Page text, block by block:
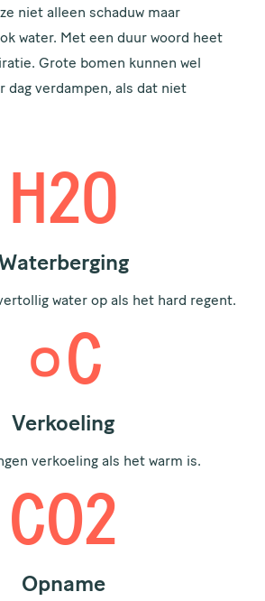
niet alleen schaduw maar
water. Met een duur woord heet
Grote bomen kunnen wel
dag verdampen, als dat niet
H20
Waterberging
water op als het hard regent.
०C
Verkoeling
verkoeling als het warm is.
CO2
Opname